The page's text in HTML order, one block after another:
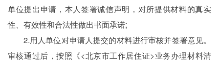
单位提出申请，本人签署诚信声明，对所提供材料的真实
性、有效性和合法性做出书面承诺;
2.用人单位对申请人提交的材料进行审核并签署意见。
审核通过后，按照《<北京市工作居住证>业务办理材料清